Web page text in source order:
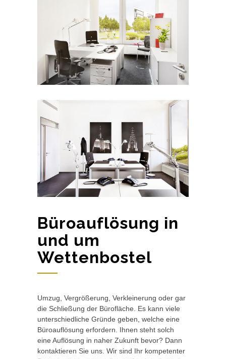
Büroauflösung in
und um
Wettenbostel
Umzug, Vergrößerung, Verkleinerung oder gar
die Schließung der Bürofläche. Es kann viele
unterschiedliche Gründe geben, welche eine
Büroauflösung erfordern. Ihnen steht solch
eine Auflösung in naher Zukunft bevor? Dann
kontaktieren Sie uns. Wir sind Ihr kompetenter